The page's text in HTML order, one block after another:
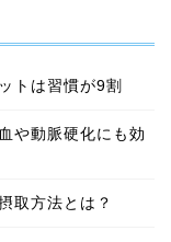
トは習慣が9割
や動脈硬化にも効
取方法とは？